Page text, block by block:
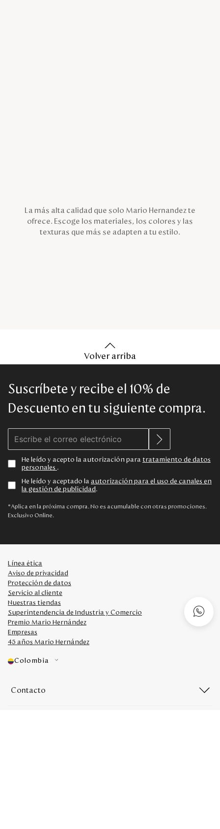
La más alta calidad que solo Mario Hernandez te
ofrece. Escoge los materiales, los colores y las
texturas que más se adapten a tu estilo.
Volver arriba
Suscríbete y recibe el 10% de
Descuento en tu siguiente compra.
He leído y acepto la autorización para tratamiento de datos
personales .
He leído y aceptado la autorización para el uso de canales en
la gestión de publicidad .
*Aplica en la próxima compra. No es acumulable con otras promociones.
Exclusivo Online.
Línea ética
Aviso de privacidad
Protección de datos
Servicio al cliente
Nuestras tiendas
Superintendencia de Industria y Comercio
Premio Mario Hernández
Empresas
45 años Mario Hernández
Colombia
Contacto